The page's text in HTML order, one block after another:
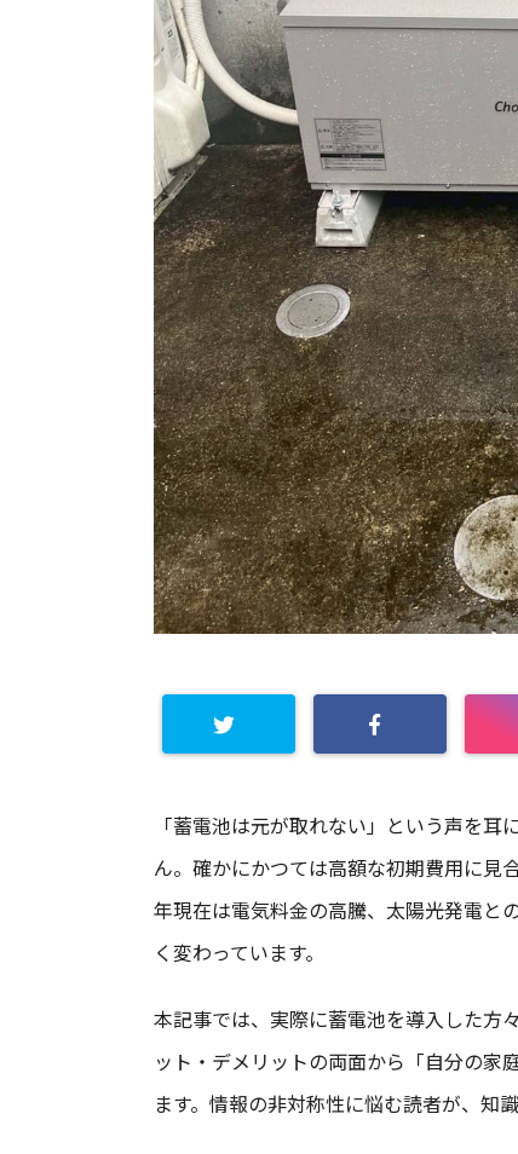
「蓄電池は元が取れない」という声を
ん。確かにかつては高額な初期費用に見
年現在は電気料金の高騰、太陽光発電と
く変わっています。
本記事では、実際に蓄電池を導入した方
ット・デメリットの両面から「自分の家
ます。情報の非対称性に悩む読者が、知